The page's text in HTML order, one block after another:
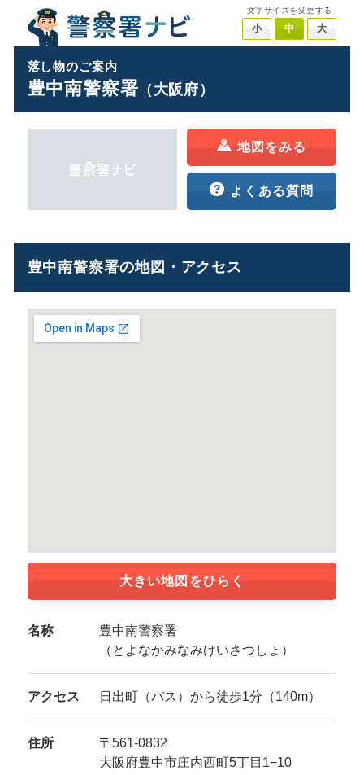
文字サイズを変更する
小 中 大
落し物のご案内
豊中南警察署（大阪府）
地図をみる
よくある質問
豊中南警察署の地図・アクセス
大きい地図をひらく
名称
豊中南警察署
（とよなかみなみけいさつしょ）
アクセス 日出町（バス）から徒歩1分（140m）
住所
〒561-0832
大阪府豊中市庄内西町5丁目1−10